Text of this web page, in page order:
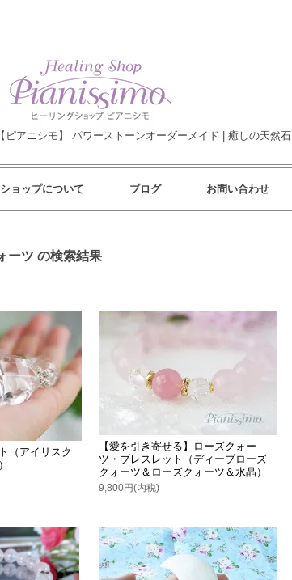
ピアニシモ】 パワーストーンオーダーメイド | 癒しの天然石
ショップについて ブログ お問い合わせ
ーツ の検索結果
（アイリスク
【愛を引き寄せる】ローズクォー
ツ・ブレスレット（ディープローズ
クォーツ＆ローズクォーツ＆水晶）
9,800円(内税)